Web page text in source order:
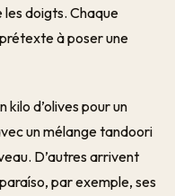
doigts. Chaque
à poser une
d’olives pour un
un mélange tandoori
D’autres arrivent
par exemple, ses